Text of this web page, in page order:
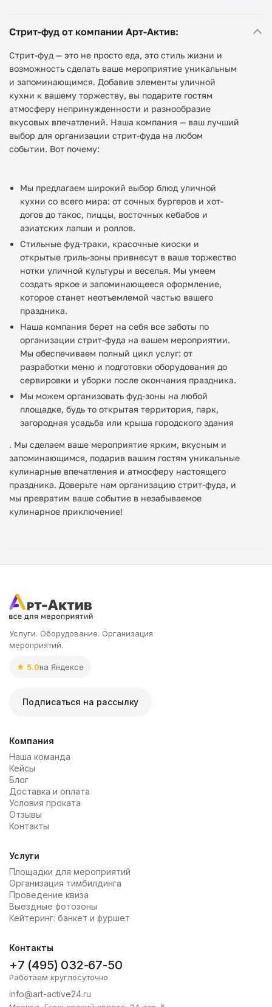
Стрит-фуд от компании Арт-Актив:
Стрит-фуд — это не просто еда, это стиль жизни и
возможность сделать ваше мероприятие уникальным
и запоминающимся. Добавив элементы уличной
кухни к вашему торжеству, вы подарите гостям
атмосферу непринужденности и разнообразие
вкусовых впечатлений. Наша компания — ваш лучший
выбор для организации стрит-фуда на любом
событии. Вот почему:
Мы предлагаем широкий выбор блюд уличной
кухни со всего мира: от сочных бургеров и хот-
догов до такос, пиццы, восточных кебабов и
азиатских лапши и роллов.
Стильные фуд-траки, красочные киоски и
открытые гриль-зоны привнесут в ваше торжество
нотки уличной культуры и веселья. Мы умеем
создать яркое и запоминающееся оформление,
которое станет неотъемлемой частью вашего
праздника.
Наша компания берет на себя все заботы по
организации стрит-фуда на вашем мероприятии.
Мы обеспечиваем полный цикл услуг: от
разработки меню и подготовки оборудования до
сервировки и уборки после окончания праздника.
Мы можем организовать фуд-зоны на любой
площадке, будь то открытая территория, парк,
загородная усадьба или крыша городского здания
. Мы сделаем ваше мероприятие ярким, вкусным и
запоминающимся, подарив вашим гостям уникальные
кулинарные впечатления и атмосферу настоящего
праздника. Доверьте нам организацию стрит-фуда, и
мы превратим ваше событие в незабываемое
кулинарное приключение!
Услуги. Оборудование. Организация
мероприятий.
★ 5.0на Яндексе
Подписаться на рассылку
Компания
Наша команда
Кейсы
Блог
Доставка и оплата
Условия проката
Отзывы
Контакты
Услуги
Площадки для мероприятий
Организация тимбилдинга
Проведение квиза
Выездные фотозоны
Кейтеринг: банкет и фуршет
Контакты
+7 (495) 032-67-50
Работаем круглосуточно
info@art-active24.ru